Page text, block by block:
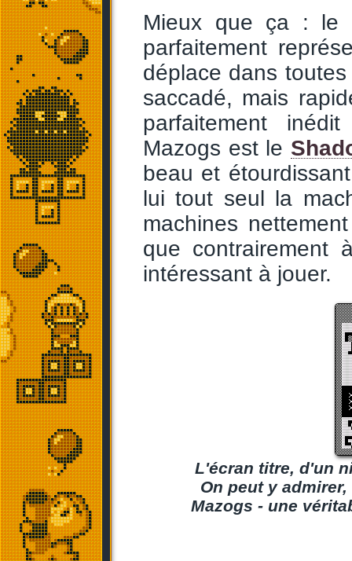
Mieux que ça : le
parfaitement
déplace dans
saccadé, mais
parfaitement
Mazogs est le
beau et
lui tout seul la
machines
que contrairement
intéressant à jouer.
L'écran titre, d'un
On peut y
Mazogs - une